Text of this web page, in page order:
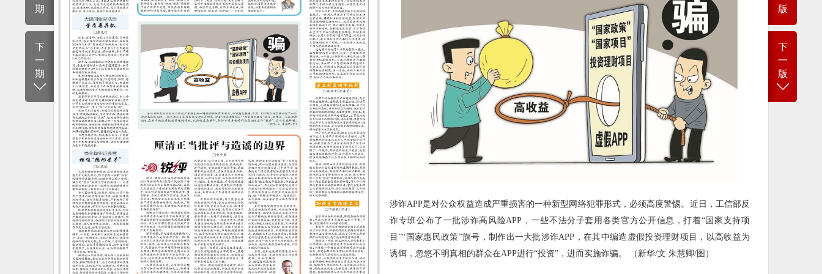
期
下
一
期
版
下
一
版
涉诈APP是对公众权益造成严重损害的一种新型网络犯罪形式，必须高度警惕。近日，工信部反
诈专班公布了一批涉诈高风险APP，一些不法分子套用各类官方公开信息，打着“国家支持项
目”“国家惠民政策”旗号，制作出一大批涉诈APP，在其中编造虚假投资理财项目，以高收益为
诱饵，忽悠不明真相的群众在APP进行“投资”，进而实施诈骗。 （新华/文 朱慧卿/图）